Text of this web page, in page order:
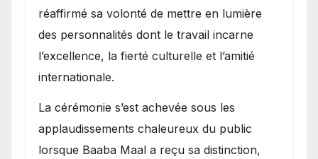
réaffirmé sa volonté de mettre en lumière
des personnalités dont le travail incarne
l’excellence, la fierté culturelle et l’amitié
internationale.
​La cérémonie s’est achevée sous les
applaudissements chaleureux du public
lorsque Baaba Maal a reçu sa distinction,